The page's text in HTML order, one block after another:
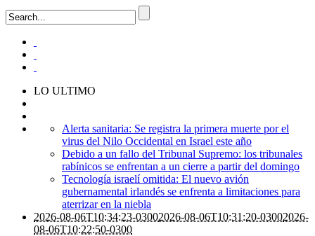
LO ULTIMO
Alerta sanitaria: Se registra la primera muerte por el
virus del Nilo Occidental en Israel este año
Debido a un fallo del Tribunal Supremo: los tribunales
rabínicos se enfrentan a un cierre a partir del domingo
Tecnología israelí omitida: El nuevo avión
gubernamental irlandés se enfrenta a limitaciones para
aterrizar en la niebla
2026-08-06T10:34:23-03002026-08-06T10:31:20-03002026-
08-06T10:22:50-0300